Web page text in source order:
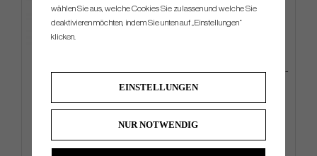
Callaway Chrome Tour 2026
Triple Track - White
Info Kaufen
Odyssey Square 2 Square TRI-
Info Kaufen
wählen Sie aus, welche Cookies Sie zulassen und welche Sie
deaktivieren möchten, indem Sie unten auf „Einstellungen“
klicken.
EINSTELLUNGEN
NUR NOTWENDIG